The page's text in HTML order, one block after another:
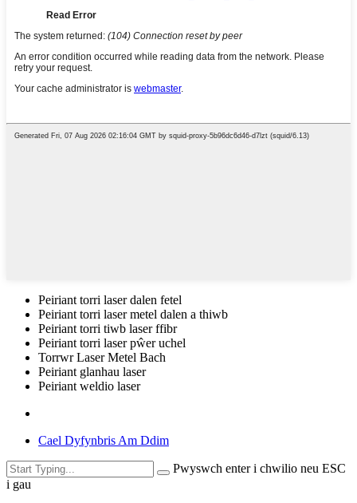
Peiriant torri laser dalen fetel
Peiriant torri laser metel dalen a thiwb
Peiriant torri tiwb laser ffibr
Peiriant torri laser pŵer uchel
Torrwr Laser Metel Bach
Peiriant glanhau laser
Peiriant weldio laser
Cael Dyfynbris Am Ddim
Pwyswch enter i chwilio neu ESC
i gau